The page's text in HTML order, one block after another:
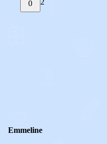
0 2
Emmeline